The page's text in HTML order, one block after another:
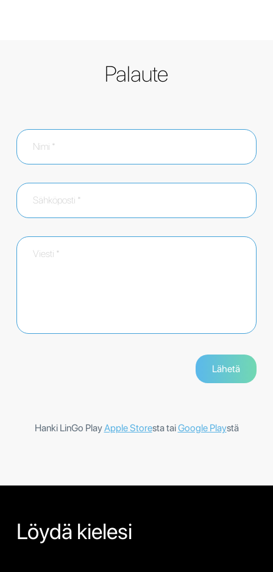
Palaute
Hanki LinGo PlayApple Storesta taiGoogle Playstä
Löydä kielesi